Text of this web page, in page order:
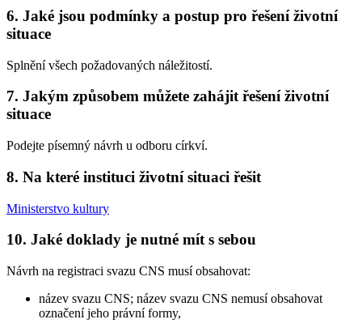
6. Jaké jsou podmínky a postup pro řešení životní
situace
Splnění všech požadovaných náležitostí.
7. Jakým způsobem můžete zahájit řešení životní
situace
Podejte písemný návrh u odboru církví.
8. Na které instituci životní situaci řešit
Ministerstvo kultury
10. Jaké doklady je nutné mít s sebou
Návrh na registraci svazu CNS musí obsahovat:
název svazu CNS; název svazu CNS nemusí obsahovat
označení jeho právní formy,